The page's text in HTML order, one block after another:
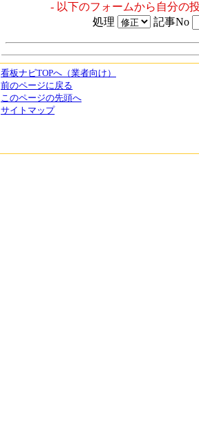
- 以下のフォームから自分の
処理
記事No
看板ナビTOPへ（業者向け）
前のページに戻る
このページの先頭へ
サイトマップ